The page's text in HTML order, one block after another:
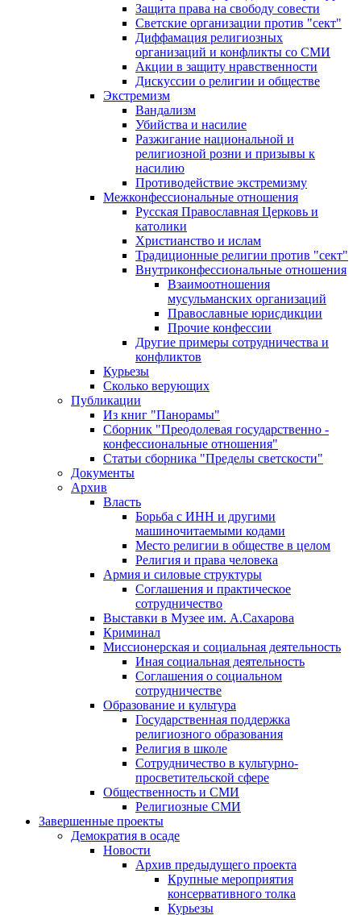
Защита права на свободу совести
Светские организации против "сект"
Диффамация религиозных
организаций и конфликты со СМИ
Акции в защиту нравственности
Дискуссии о религии и обществе
Экстремизм
Вандализм
Убийства и насилие
Разжигание национальной и
религиозной розни и призывы к
насилию
Противодействие экстремизму
Межконфессиональные отношения
Русская Православная Церковь и
католики
Христианство и ислам
Традиционные религии против "сект"
Внутриконфессиональные отношения
Взаимоотношения
мусульманских организаций
Православные юрисдикции
Прочие конфессии
Другие примеры сотрудничества и
конфликтов
Курьезы
Сколько верующих
Публикации
Из книг "Панорамы"
Сборник "Преодолевая государственно -
конфессиональные отношения"
Статьи сборника "Пределы светскости"
Документы
Архив
Власть
Борьба с ИНН и другими
машиночитаемыми кодами
Место религии в обществе в целом
Религия и права человека
Армия и силовые структуры
Соглашения и практическое
сотрудничество
Выставки в Музее им. А.Сахарова
Криминал
Миссионерская и социальная деятельность
Иная социальная деятельность
Соглашения о социальном
сотрудничестве
Образование и культура
Государственная поддержка
религиозного образования
Религия в школе
Сотрудничество в культурно-
просветительской сфере
Общественность и СМИ
Религиозные СМИ
Завершенные проекты
Демократия в осаде
Новости
Архив предыдущего проекта
Крупные мероприятия
консервативного толка
Курьезы